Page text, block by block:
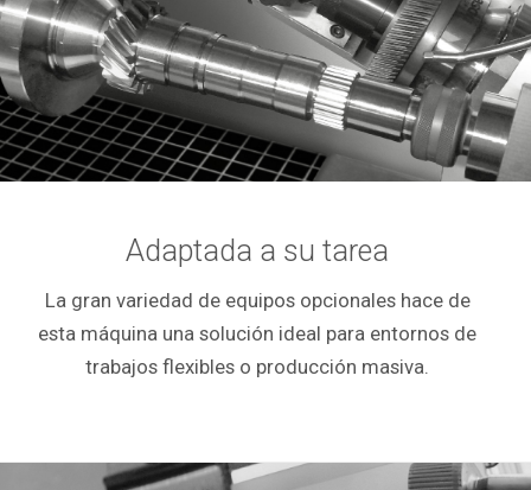
Adaptada a su tarea
La gran variedad de equipos opcionales hace de
esta máquina una solución ideal para entornos de
trabajos flexibles o producción masiva.